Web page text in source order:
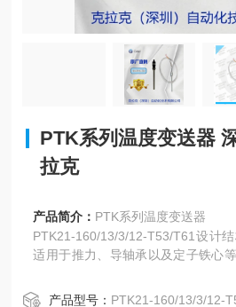
PTK系列温度变送器
拉克
产品简介： PTK系列温度变送器
PTK21-160/13/3/12-T53/T61设计
适用于推力、导轴承以及定子铁心
能的将电阻信号直接转换为标准的
产品型号： PTK21-160/13/3/12-